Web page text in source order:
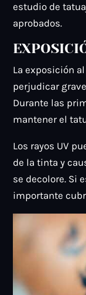
estudio de
aprobados.
La exposición
perjudicar
Durante las
mantener el
Los rayos UV
de la tinta y
se decolore. Si
importante